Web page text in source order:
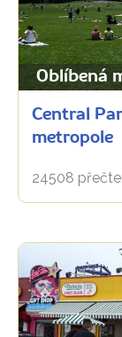
Oblíbená
Central
metropole
24508